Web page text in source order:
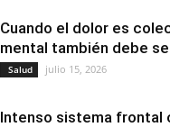
Cuando el dolor es
mental también debe
Salud julio 15, 2026
Intenso sistema frontal